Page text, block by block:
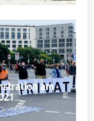
am